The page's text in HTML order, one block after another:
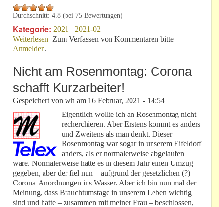
Durchschnitt: 4.8 (bei 75 Bewertungen)
Kategorie: 2021
2021-02
Weiterlesen über Definitiv: Die Nordschleife ist eine Privatstraße!
Zum Verfassen von Kommentaren bitte
Anmelden.
Nicht am Rosenmontag: Corona
schafft Kurzarbeiter!
Gespeichert von wh am 16 Februar, 2021 - 14:54
Eigentlich wollte ich an Rosenmontag nicht
recherchieren. Aber Erstens kommt es anders
und Zweitens als man denkt. Dieser
Rosenmontag war sogar in unserem Eifeldorf
anders, als er normalerweise abgelaufen
wäre. Normalerweise hätte es in diesem Jahr einen Umzug
gegeben, aber der fiel nun – aufgrund der gesetzlichen (?)
Corona-Anordnungen ins Wasser. Aber ich bin nun mal der
Meinung, dass Brauchtumstage in unserem Leben wichtig
sind und hatte – zusammen mit meiner Frau – beschlossen,